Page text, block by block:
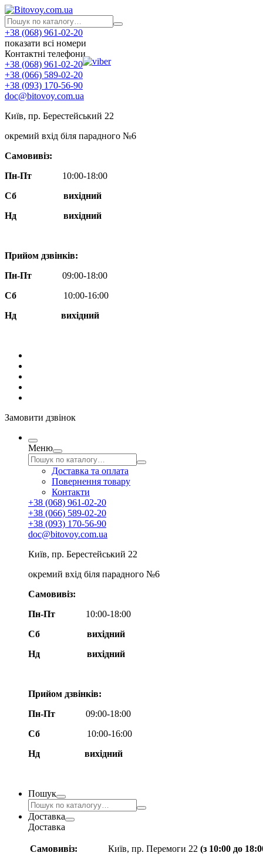
+38 (068) 961-02-20
показати всі номери
Контактні телефони
+38 (068) 961-02-20
+38 (066) 589-02-20
+38 (093) 170-56-90
doc@bitovoy.com.ua
Київ, пр. Берестейський 22
окремий вхід біля парадного №6
Самовивіз:
Пн-Пт
10:00-18:00
Сб
вихідний
Нд
вихідний
Прийом дзвінків:
Пн-Пт
09:00-18:00
Сб
10:00-16:00
Нд вихідний
Замовити дзвінок
Меню
Доставка та оплата
Повернення товару
Контакти
+38 (068) 961-02-20
+38 (066) 589-02-20
+38 (093) 170-56-90
doc@bitovoy.com.ua
Київ, пр. Берестейський 22
окремий вхід біля парадного №6
Самовивіз:
Пн-Пт
10:00-18:00
Сб
вихідний
Нд
вихідний
Прийом дзвінків:
Пн-Пт
09:00-18:00
Сб
10:00-16:00
Нд вихідний
Пошук
Доставка
Доставка
Самовивіз: Київ, пр. Перемоги 22 (з 10:00 до